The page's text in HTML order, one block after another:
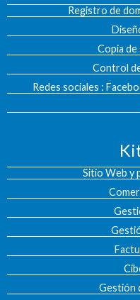
Registro de
Copia
Control
Redes sociales :
Sitio Web y
Gestión